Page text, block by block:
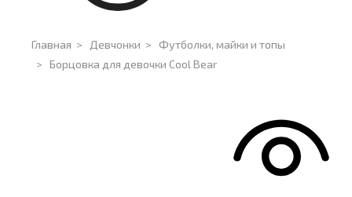
Главная > Девчонки > Футболки, майки и топы
> Борцовка для девочки Cool Bear